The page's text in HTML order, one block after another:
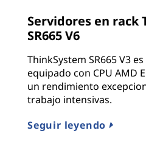
Servidores en rack
SR665 V6
ThinkSystem SR665 V3
equipado con CPU AMD
un rendimiento
trabajo intensivas.
Seguir leyendo